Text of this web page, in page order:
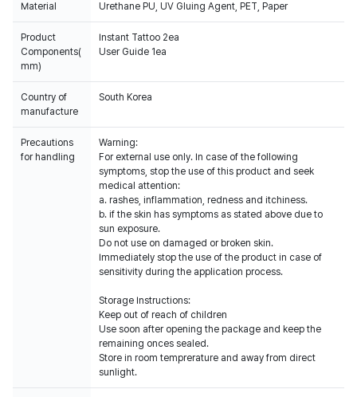
Material Urethane PU, UV Gluing Agent, PET, Paper
Product
Components(
mm)
Instant Tattoo 2ea
User Guide 1ea
Country of
manufacture
South Korea
Precautions
for handling
Warning:
For external use only. In case of the following
symptoms, stop the use of this product and seek
medical attention:
a. rashes, inflammation, redness and itchiness.
b. if the skin has symptoms as stated above due to
sun exposure.
Do not use on damaged or broken skin.
Immediately stop the use of the product in case of
sensitivity during the application process.
Storage Instructions:
Keep out of reach of children
Use soon after opening the package and keep the
remaining onces sealed.
Store in room temprerature and away from direct
sunlight.